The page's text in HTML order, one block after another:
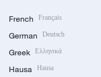
French Français
German Deutsch
Greek Ελληνικά
Hausa Hausa